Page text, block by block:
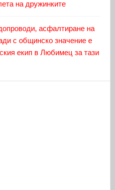
на дружинките
асфалтиране на
с общинско значение е
екип в Любимец за тази